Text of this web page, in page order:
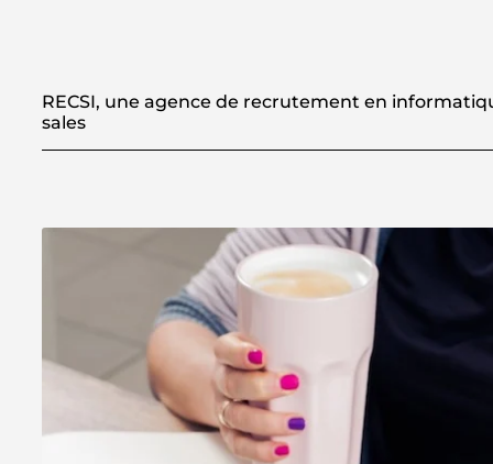
RECSI, une agence de recrutement en
sales